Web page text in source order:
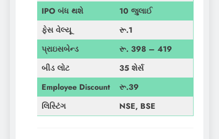
IPO બંધ થશે 10 જુલાઈ
ફેસ વેલ્યૂ
રૂ.1
પ્રાઇસબેન્ડ
રૂ. 398 – 419
બીડ લોટ
35 શેર્સ
Employee Discount
રૂ.39
લિસ્ટિંગ
NSE, BSE